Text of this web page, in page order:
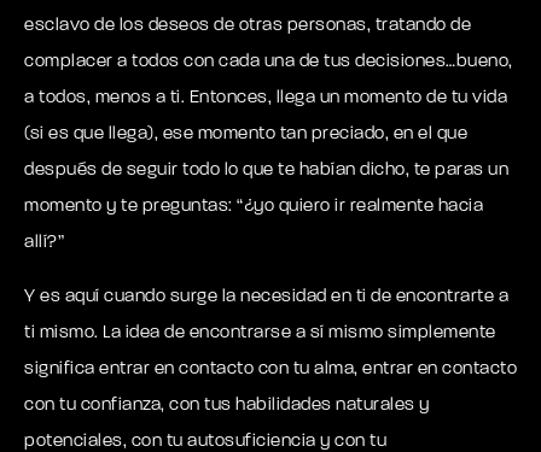
esclavo de los deseos de otras personas, tratando de
complacer a todos con cada una de tus decisiones…bueno,
a todos, menos a ti. Entonces, llega un momento de tu vida
(si es que llega), ese momento tan preciado, en el que
después de seguir todo lo que te habían dicho, te paras un
momento y te preguntas: “¿yo quiero ir realmente hacia
allí?”
Y es aquí cuando surge la necesidad en ti de encontrarte a
ti mismo. La idea de encontrarse a sí mismo simplemente
significa entrar en contacto con tu alma, entrar en contacto
con tu confianza, con tus habilidades naturales y
potenciales, con tu autosuficiencia y con tu